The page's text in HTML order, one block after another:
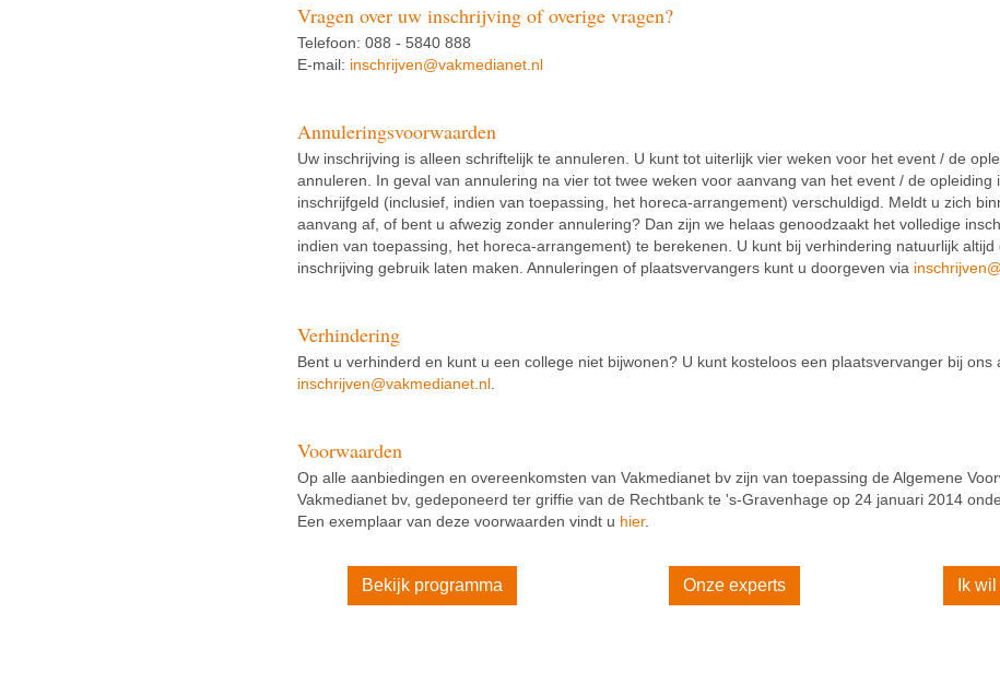
Vragen over uw inschrijving of overige vragen?
Telefoon: 088 - 5840 888
E-mail: inschrijven@vakmedianet.nl
Annuleringsvoorwaarden
Uw inschrijving is alleen schriftelijk te annuleren. U kunt tot uiterlijk vier weken voor het event / de
annuleren. In geval van annulering na vier tot twee weken voor aanvang van het event / de opleiding
inschrijfgeld (inclusief, indien van toepassing, het horeca-arrangement) verschuldigd. Meldt u zich
aanvang af, of bent u afwezig zonder annulering? Dan zijn we helaas genoodzaakt het volledige
indien van toepassing, het horeca-arrangement) te berekenen. U kunt bij verhindering natuurlijk
inschrijving gebruik laten maken. Annuleringen of plaatsvervangers kunt u doorgeven via
Verhindering
Bent u verhinderd en kunt u een college niet bijwonen? U kunt kosteloos een plaatsvervanger bij ons
inschrijven@vakmedianet.nl
Voorwaarden
Op alle aanbiedingen en overeenkomsten van Vakmedianet bv zijn van toepassing de Algemene
Vakmedianet bv, gedeponeerd ter griffie van de Rechtbank te 's-Gravenhage op 24 januari 2014
Een exemplaar van deze voorwaarden vindt u hier.
Bekijk programma Onze experts Ik